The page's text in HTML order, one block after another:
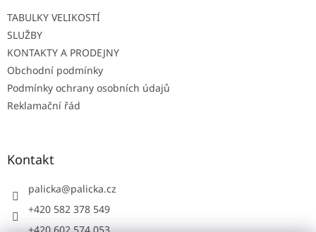
TABULKY VELIKOSTÍ
SLUŽBY
KONTAKTY A PRODEJNY
Obchodní podmínky
Podmínky ochrany osobních údajů
Reklamační řád
Kontakt
palicka@palicka.cz
+420 582 378 549